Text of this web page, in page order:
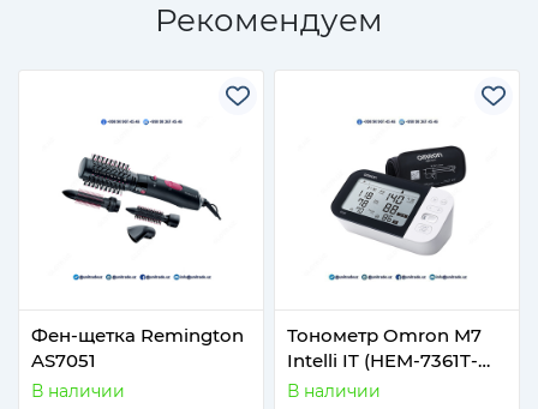
Рекомендуем
Фен-щетка Remington
AS7051
В наличии
Тонометр Omron M7
Intelli IT (HEM-7361T-
EBK)
В наличии